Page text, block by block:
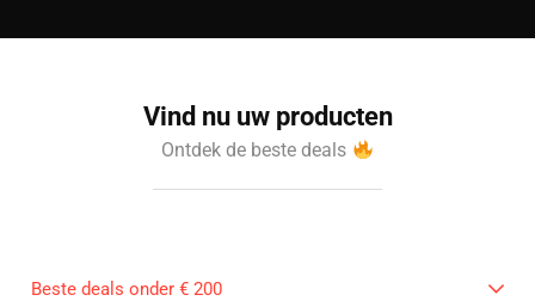
Vind nu uw producten
Ontdek de beste deals
Beste deals onder € 200